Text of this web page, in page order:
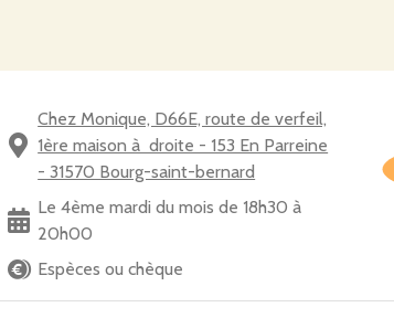
Chez Monique, D66E, route de verfeil,
1ère maison à droite - 153 En Parreine
- 31570 Bourg-saint-bernard
Le 4ème mardi du mois de 18h30 à
20h00
Espèces ou chèque